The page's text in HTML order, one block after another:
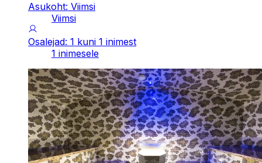
Asukoht: Viimsi
Viimsi
Osalejad: 1 kuni 1 inimest
1 inimesele